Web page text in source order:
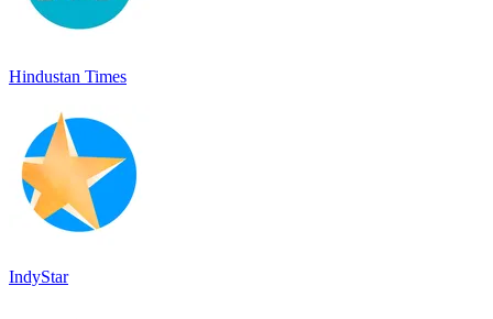
Hindustan Times
IndyStar